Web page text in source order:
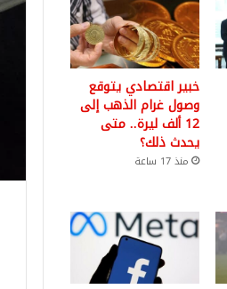
خبير اقتصادي يتوقع
وصول غرام الذهب إلى
12 ألف ليرة.. متى
يحدث ذلك؟
منذ 17 ساعة